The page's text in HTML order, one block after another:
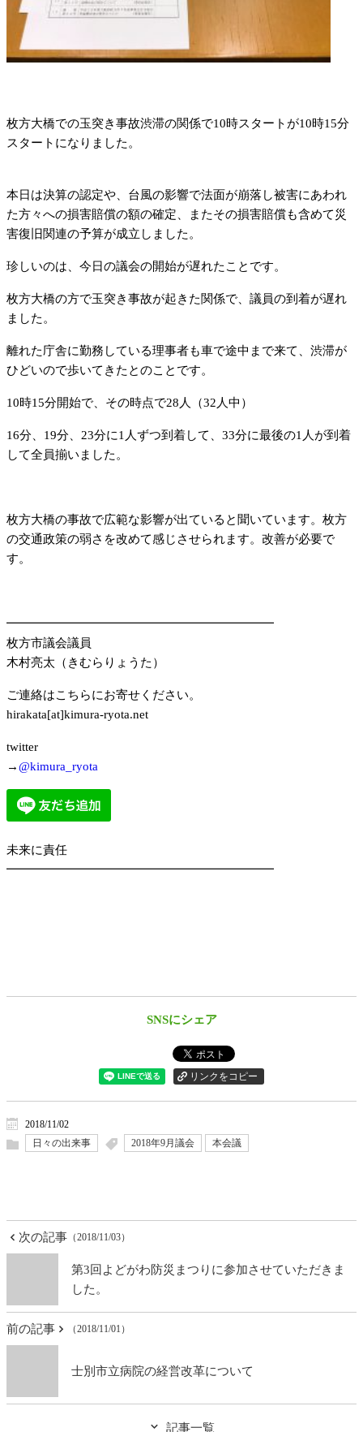
枚方大橋での玉突き事故渋滞の関係で10時スタートが10時15分
スタートになりました。
本日は決算の認定や、台風の影響で法面が崩落し被害にあわれ
た方々への損害賠償の額の確定、またその損害賠償も含めて災
害復旧関連の予算が成立しました。
珍しいのは、今日の議会の開始が遅れたことです。
枚方大橋の方で玉突き事故が起きた関係で、議員の到着が遅れ
ました。
離れた庁舎に勤務している理事者も車で途中まで来て、渋滞が
ひどいので歩いてきたとのことです。
10時15分開始で、その時点で28人（32人中）
16分、19分、23分に1人ずつ到着して、33分に最後の1人が到着
して全員揃いました。
枚方大橋の事故で広範な影響が出ていると聞いています。枚方
の交通政策の弱さを改めて感じさせられます。改善が必要で
す。
━━━━━━━━━━━━━━━━━━━━━━
枚方市議会議員
木村亮太（きむらりょうた）
ご連絡はこちらにお寄せください。
hirakata[at]kimura-ryota.net
twitter
→@kimura_ryota
未来に責任
━━━━━━━━━━━━━━━━━━━━━━
SNSにシェア
2018/11/02
日々の出来事
2018年9月議会 本会議
次の記事 （2018/11/03）
第3回よどがわ防災まつりに参加させていただきま
した。
前の記事 （2018/11/01）
士別市立病院の経営改革について
記事一覧